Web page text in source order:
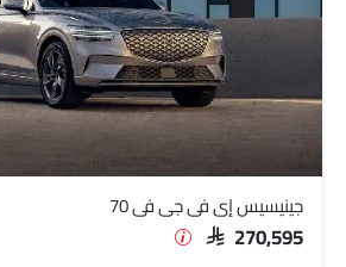
جينيسيس إي في جي في 70
SAR 270,595